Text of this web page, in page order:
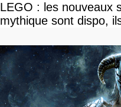
LEGO : les nouveaux
mythique sont dispo,